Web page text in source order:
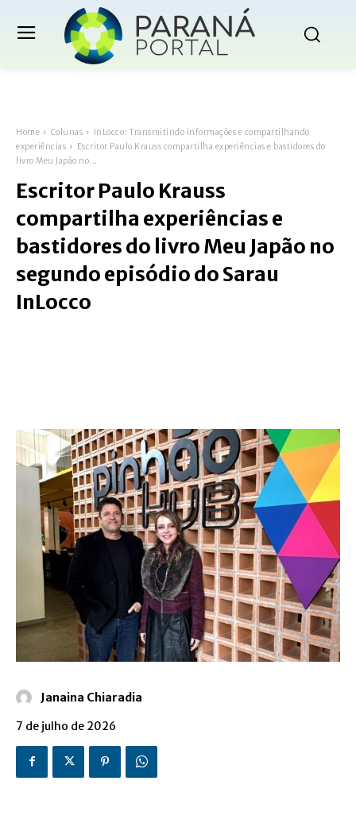
Home Colunas
InLocco: Transmitindo informações e compartilhando
experiências
Escritor Paulo Krauss compartilha experiências e bastidores do
livro Meu Japão no...
Escritor Paulo Krauss
compartilha experiências e
bastidores do livro Meu Japão no
segundo episódio do Sarau
InLocco
Janaina Chiaradia
7 de julho de 2026